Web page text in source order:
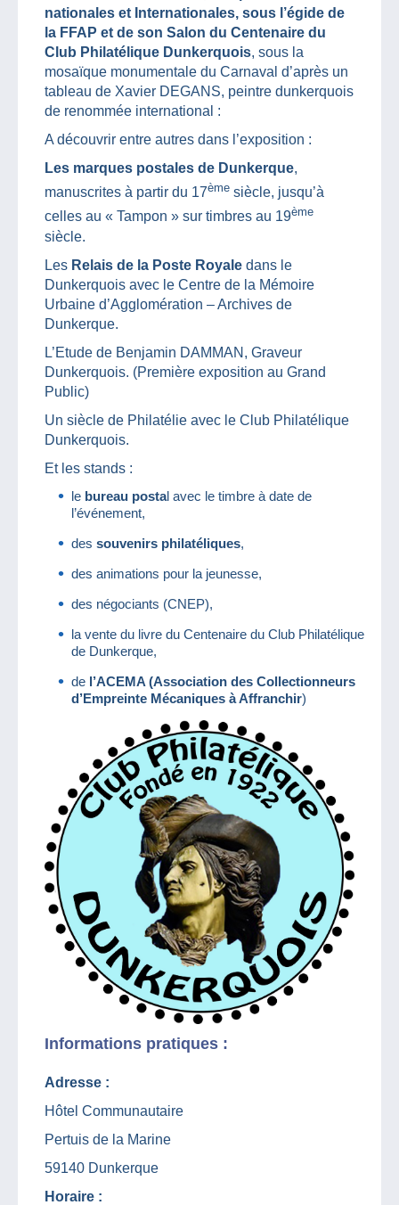
nationales et Internationales, sous l’égide de
la FFAP et de son Salon du Centenaire du
Club Philatélique Dunkerquois, sous la
mosaïque monumentale du Carnaval d’après un
tableau de Xavier DEGANS, peintre dunkerquois
de renommée international :
A découvrir entre autres dans l’exposition :
Les marques postales de Dunkerque,
manuscrites à partir du 17ème siècle, jusqu’à
celles au « Tampon » sur timbres au 19ème
siècle.
Les Relais de la Poste Royale dans le
Dunkerquois avec le Centre de la Mémoire
Urbaine d’Agglomération – Archives de
Dunkerque.
L’Etude de Benjamin DAMMAN, Graveur
Dunkerquois. (Première exposition au Grand
Public)
Un siècle de Philatélie avec le Club Philatélique
Dunkerquois.
Et les stands :
le bureau postal avec le timbre à date de
l’événement,
des souvenirs philatéliques,
des animations pour la jeunesse,
des négociants (CNEP),
la vente du livre du Centenaire du Club Philatélique
de Dunkerque,
de l’ACEMA (Association des Collectionneurs
d’Empreinte Mécaniques à Affranchir)
Informations pratiques :
Adresse :
Hôtel Communautaire
Pertuis de la Marine
59140 Dunkerque
Horaire :